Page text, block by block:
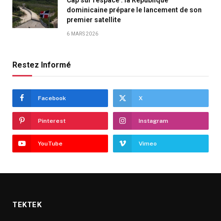
dominicaine prépare le lancement de son
premier satellite
6 MARS 2026
Restez Informé
Facebook X
Pinterest Instagram
YouTube Vimeo
TEKTEK